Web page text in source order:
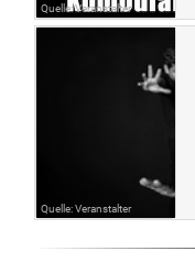
Quelle: Veranstalter
Quelle: Veranstalter